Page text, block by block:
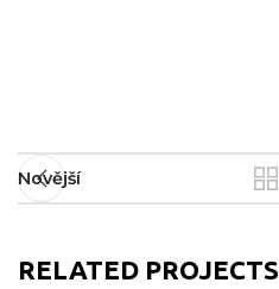
Novější
RELATED PROJECTS